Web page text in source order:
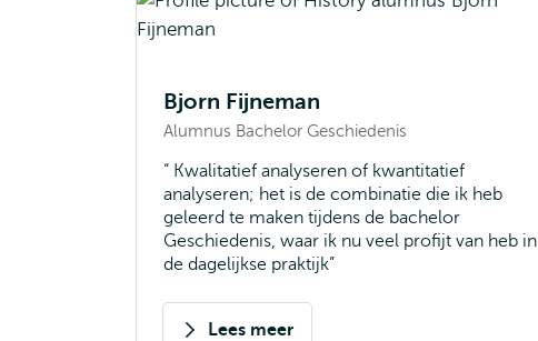
Bjorn Fijneman
Alumnus Bachelor Geschiedenis
Kwalitatief analyseren of kwantitatief
analyseren; het is de combinatie die ik heb
geleerd te maken tijdens de bachelor
Geschiedenis, waar ik nu veel profijt van heb in
de dagelijkse praktijk
Lees meer